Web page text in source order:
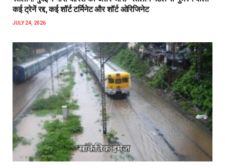
कई ट्रेनें रद्द, कई शॉर्ट टर्मिनेट और शॉर्ट ओरिजिनेट
JULY 24, 2026